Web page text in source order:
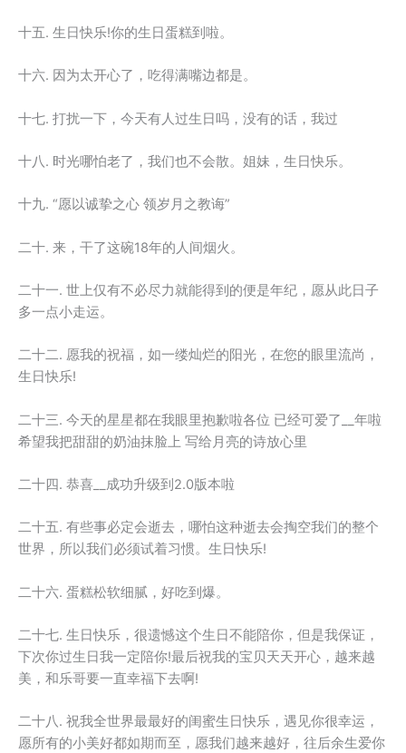
十五. 生日快乐!你的生日蛋糕到啦。
十六. 因为太开心了，吃得满嘴边都是。
十七. 打扰一下，今天有人过生日吗，没有的话，我过
十八. 时光哪怕老了，我们也不会散。姐妹，生日快乐。
十九. “愿以诚挚之心 领岁月之教诲”
二十. 来，干了这碗18年的人间烟火。
二十一. 世上仅有不必尽力就能得到的便是年纪，愿从此日子
多一点小走运。
二十二. 愿我的祝福，如一缕灿烂的阳光，在您的眼里流尚，
生日快乐!
二十三. 今天的星星都在我眼里抱歉啦各位 已经可爱了__年啦
希望我把甜甜的奶油抹脸上 写给月亮的诗放心里
二十四. 恭喜__成功升级到2.0版本啦
二十五. 有些事必定会逝去，哪怕这种逝去会掏空我们的整个
世界，所以我们必须试着习惯。生日快乐!
二十六. 蛋糕松软细腻，好吃到爆。
二十七. 生日快乐，很遗憾这个生日不能陪你，但是我保证，
下次你过生日我一定陪你!最后祝我的宝贝天天开心，越来越
美，和乐哥要一直幸福下去啊!
二十八. 祝我全世界最最好的闺蜜生日快乐，遇见你很幸运，
愿所有的小美好都如期而至，愿我们越来越好，往后余生爱你